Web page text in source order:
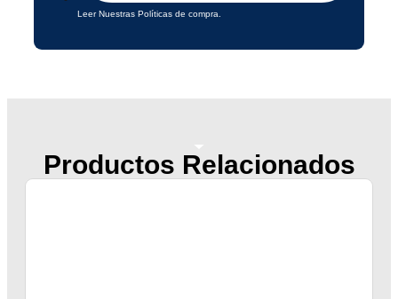
Leer Nuestras Políticas de compra.
Productos Relacionados